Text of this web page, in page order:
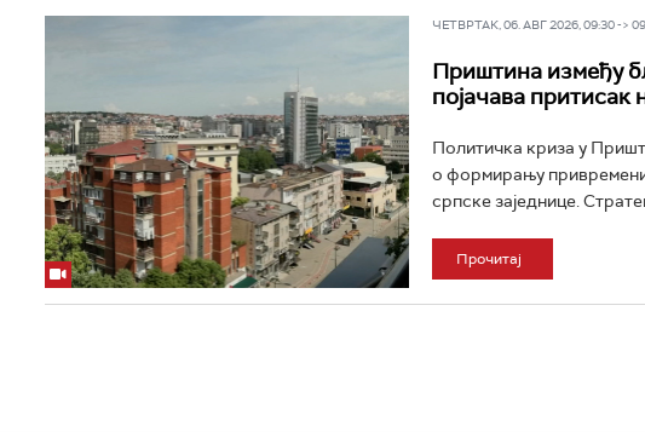
ЧЕТВРТАК, 06. АВГ 2026, 09:30 ->
Приштина између
појачава притисак
Политичка криза у
о формирању
српске заједнице.
Прочитај